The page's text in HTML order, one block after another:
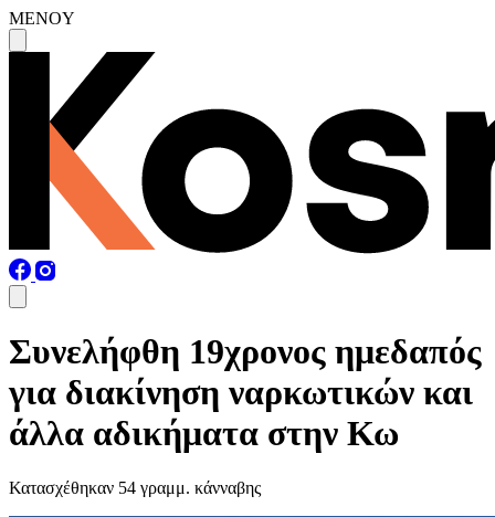
MENOY
Συνελήφθη 19χρονος ημεδαπός
για διακίνηση ναρκωτικών και
άλλα αδικήματα στην Κω
Κατασχέθηκαν 54 γραμμ. κάνναβης